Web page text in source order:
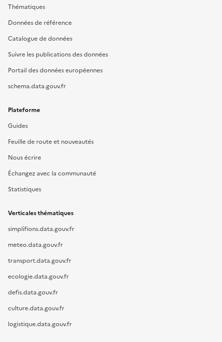
Thématiques
Données de référence
Catalogue de données
Suivre les publications des données
Portail des données européennes
schema.data.gouv.fr
Plateforme
Guides
Feuille de route et nouveautés
Nous écrire
Échangez avec la communauté
Statistiques
Verticales thématiques
simplifions.data.gouv.fr
meteo.data.gouv.fr
transport.data.gouv.fr
ecologie.data.gouv.fr
defis.data.gouv.fr
culture.data.gouv.fr
logistique.data.gouv.fr